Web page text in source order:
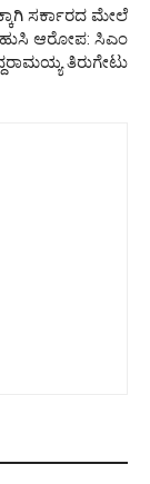
ಸರ್ಕಾರದ ಮೇಲೆ
ಆರೋಪ: ಸಿಎಂ
ತಿರುಗೇಟು